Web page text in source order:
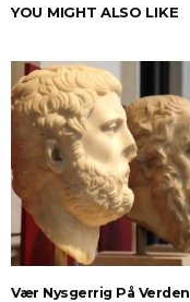
YOU MIGHT ALSO LIKE
Vær Nysgerrig På Verden